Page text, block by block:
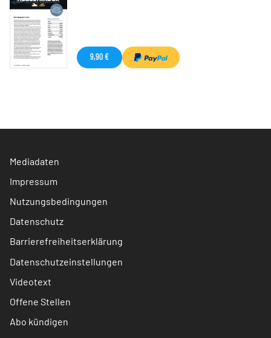
9,90 €
Mediadaten
Impressum
Nutzungsbedingungen
Datenschutz
Barrierefreiheitserklärung
Datenschutzeinstellungen
Videotext
Offene Stellen
Abo kündigen